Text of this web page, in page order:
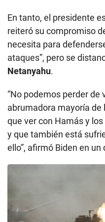
En tanto, el presidente
reiteró su compromiso
necesita para
ataques”, pero se
Netanyahu.
“No podemos perder de
abrumadora mayoría de
que ver con Hamás y
y que también está
ello”, afirmó Biden en